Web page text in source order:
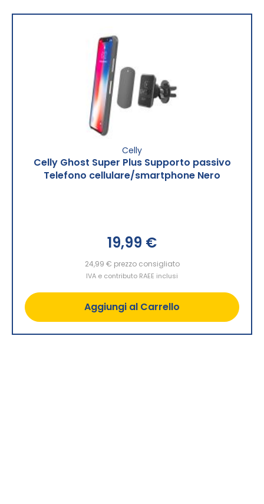
Celly
Celly Ghost Super Plus Supporto passivo
Telefono cellulare/smartphone Nero
19,99 €
24,99 € prezzo consigliato
IVA e contributo RAEE inclusi
Aggiungi al Carrello